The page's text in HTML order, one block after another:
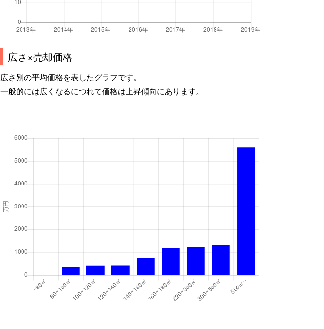
広さ×売却価格
広さ別の平均価格を表したグラフです。
一般的には広くなるにつれて価格は上昇傾向にあります。